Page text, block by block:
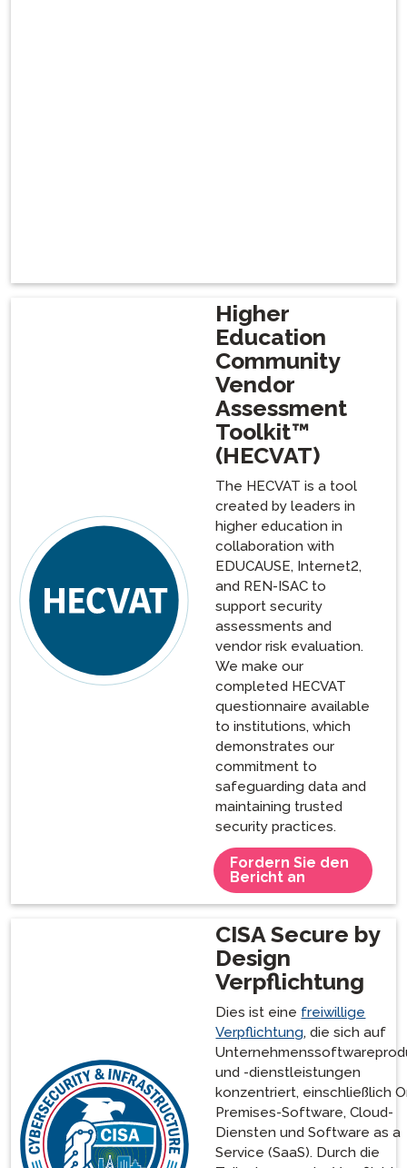
Higher
Education
Community
Vendor
Assessment
Toolkit™
(HECVAT)
The HECVAT is a tool
created by leaders in
higher education in
collaboration with
EDUCAUSE, Internet2,
and REN-ISAC to
support security
assessments and
vendor risk evaluation.
We make our
completed HECVAT
questionnaire available
to institutions, which
demonstrates our
commitment to
safeguarding data and
maintaining trusted
security practices.
Fordern Sie den
Bericht an
CISA Secure by
Design
Verpflichtung
Dies ist eine freiwillige
Verpflichtung, die sich auf
und -dienstleistungen
konzentriert, einschließlich
Premises-Software, Cloud-
Diensten und Software as a
Service (SaaS). Durch die